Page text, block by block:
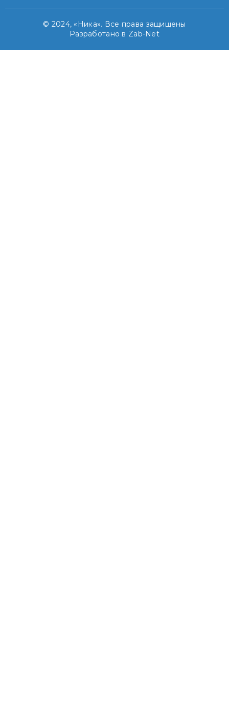
© 2024, «Ника». Все права защищены
Разработано в Zab-Net